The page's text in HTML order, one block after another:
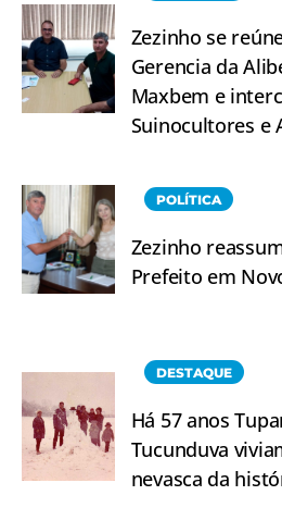
Zezinho se
Gerencia da
Maxbem e
Suinocultores e
POLÍTICA
Zezinho
Prefeito em
DESTAQUE
Há 57 anos
Tucunduva
nevasca da